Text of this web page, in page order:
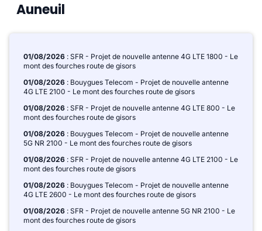
Auneuil
01/08/2026 : SFR - Projet de nouvelle antenne 4G LTE 1800 - Le
mont des fourches route de gisors
01/08/2026 : Bouygues Telecom - Projet de nouvelle antenne
4G LTE 2100 - Le mont des fourches route de gisors
01/08/2026 : SFR - Projet de nouvelle antenne 4G LTE 800 - Le
mont des fourches route de gisors
01/08/2026 : Bouygues Telecom - Projet de nouvelle antenne
5G NR 2100 - Le mont des fourches route de gisors
01/08/2026 : SFR - Projet de nouvelle antenne 4G LTE 2100 - Le
mont des fourches route de gisors
01/08/2026 : Bouygues Telecom - Projet de nouvelle antenne
4G LTE 2600 - Le mont des fourches route de gisors
01/08/2026 : SFR - Projet de nouvelle antenne 5G NR 2100 - Le
mont des fourches route de gisors